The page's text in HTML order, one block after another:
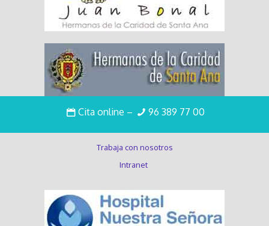
Cita online – 96 389 77 00
Enlaces de interés
Trabaja con nosotros
Intranet